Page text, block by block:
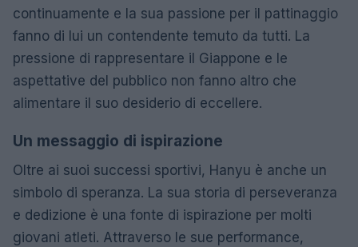
continuamente e la sua passione per il pattinaggio
fanno di lui un contendente temuto da tutti. La
pressione di rappresentare il Giappone e le
aspettative del pubblico non fanno altro che
alimentare il suo desiderio di eccellere.
Un messaggio di ispirazione
Oltre ai suoi successi sportivi, Hanyu è anche un
simbolo di speranza. La sua storia di perseveranza
e dedizione è una fonte di ispirazione per molti
giovani atleti. Attraverso le sue performance,